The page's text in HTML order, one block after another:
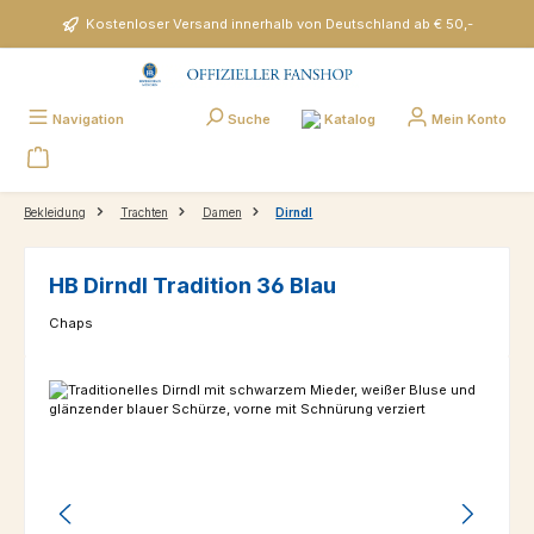
Zum Hauptinhalt springenKostenloser Versand innerhalb von Deutschland ab € 50,-
Navigation Suche Katalog Mein Konto
Bekleidung Trachten Damen Dirndl
HB Dirndl Tradition 36 Blau
Chaps
Bildergalerie überspringen